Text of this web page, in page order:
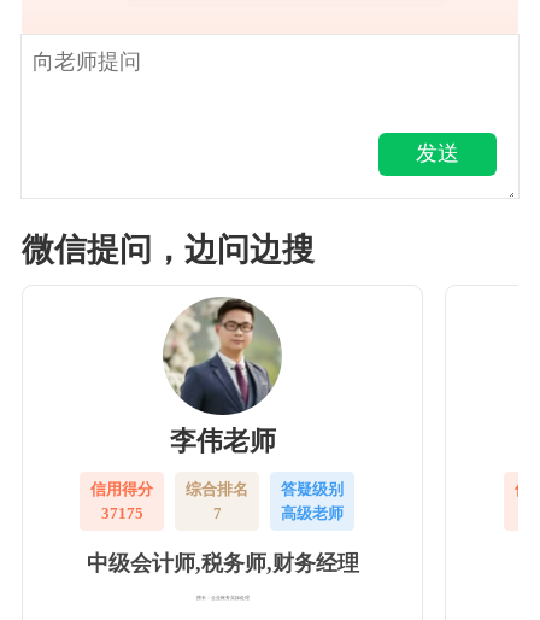
发送
微信提问，边问边搜
李伟老师
信用得分
37175
综合排名
7
答疑级别
高级老师
中级会计师,税务师,财务经理
擅长：企业账务实操处理
信